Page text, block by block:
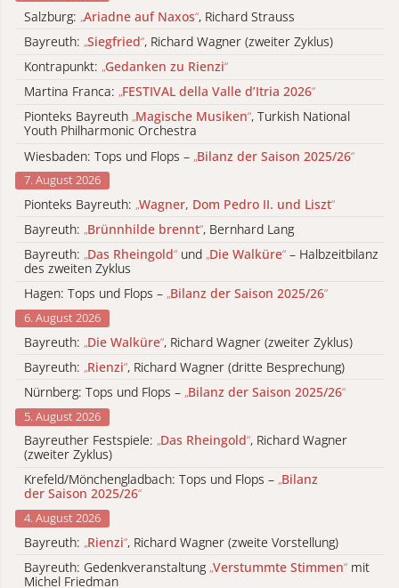
Salzburg: „Ariadne auf Naxos“, Richard Strauss
Bayreuth: „Siegfried“, Richard Wagner (zweiter Zyklus)
Kontrapunkt: „Gedanken zu Rienzi“
Martina Franca: „FESTIVAL della Valle d’Itria 2026“
Pionteks Bayreuth „Magische Musiken“, Turkish National
Youth Philharmonic Orchestra
Wiesbaden: Tops und Flops – „Bilanz der Saison 2025/26“
7. August 2026
Pionteks Bayreuth: „Wagner, Dom Pedro II. und Liszt“
Bayreuth: „Brünnhilde brennt“, Bernhard Lang
Bayreuth: „Das Rheingold“ und „Die Walküre“ – Halbzeitbilanz
des zweiten Zyklus
Hagen: Tops und Flops – „Bilanz der Saison 2025/26“
6. August 2026
Bayreuth: „Die Walküre“, Richard Wagner (zweiter Zyklus)
Bayreuth: „Rienzi“, Richard Wagner (dritte Besprechung)
Nürnberg: Tops und Flops – „Bilanz der Saison 2025/26“
5. August 2026
Bayreuther Festspiele: „Das Rheingold“, Richard Wagner
(zweiter Zyklus)
Krefeld/Mönchengladbach: Tops und Flops – „Bilanz
der Saison 2025/26“
4. August 2026
Bayreuth: „Rienzi“, Richard Wagner (zweite Vorstellung)
Bayreuth: Gedenkveranstaltung „Verstummte Stimmen“ mit
Michel Friedman